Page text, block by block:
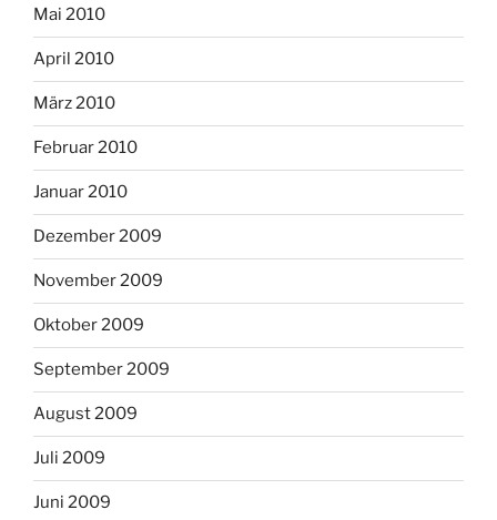
Mai 2010
April 2010
März 2010
Februar 2010
Januar 2010
Dezember 2009
November 2009
Oktober 2009
September 2009
August 2009
Juli 2009
Juni 2009